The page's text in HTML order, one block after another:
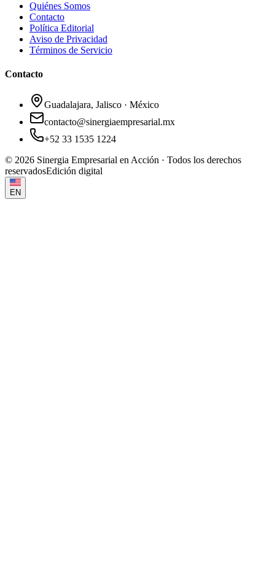
Quiénes Somos
Contacto
Política Editorial
Aviso de Privacidad
Términos de Servicio
Contacto
Guadalajara, Jalisco · México
contacto@sinergiaempresarial.mx
+52 33 1535 1224
© 2026 Sinergia Empresarial en Acción · Todos los derechos
reservadosEdición digital
EN